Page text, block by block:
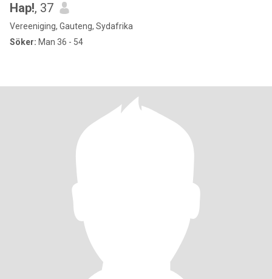
Hap!, 37
Vereeniging, Gauteng, Sydafrika
Söker: Man 36 - 54